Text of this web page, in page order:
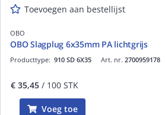
Toevoegen aan bestellijst
OBO
OBO Slagplug 6x35mm PA lichtgrijs
Art. nr. 2700959178
Producttype: 910 SD 6X35
€ 35,45 / 100 STK
Voeg toe